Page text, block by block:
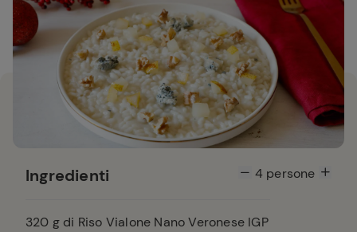
Ingredienti 4persone
320 g di Riso Vialone Nano Veronese IGP